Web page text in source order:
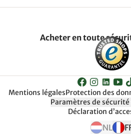
Acheter en toute
Mentions légalesProtection des
Paramètres de sécurité
Déclaration
NL